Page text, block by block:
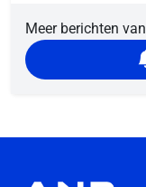
Meer berichten van